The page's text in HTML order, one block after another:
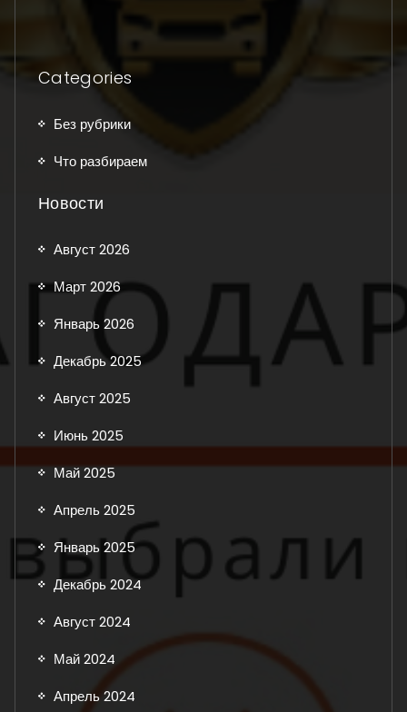
Categories
Без рубрики
Что разбираем
Новости
Август 2026
Март 2026
Январь 2026
Декабрь 2025
Август 2025
Июнь 2025
Май 2025
Апрель 2025
Январь 2025
Декабрь 2024
Август 2024
Май 2024
Апрель 2024